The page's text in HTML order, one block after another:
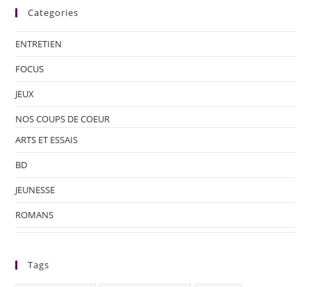
Categories
ENTRETIEN
FOCUS
JEUX
NOS COUPS DE COEUR
ARTS ET ESSAIS
BD
JEUNESSE
ROMANS
Tags